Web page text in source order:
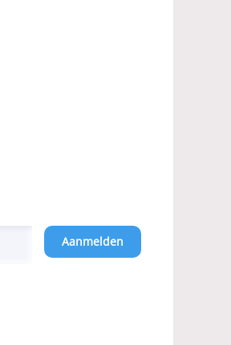
Aanmelden